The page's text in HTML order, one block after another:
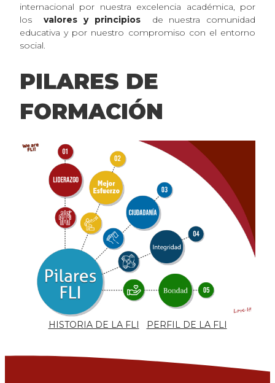
internacional por nuestra excelencia académica, por
los
valores y principiosde nuestra comunidad
educativa y por nuestro compromiso con el entorno
social.
PILARES DE
FORMACIÓN
HISTORIA DE LA FLI PERFIL DE LA FLI